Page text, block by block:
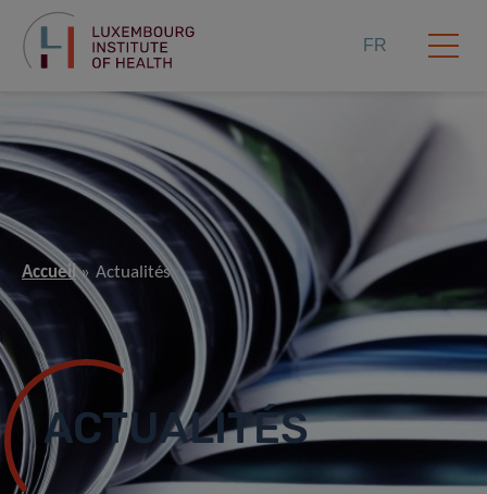
FR
Accueil Actualités
ACTUALITÉS